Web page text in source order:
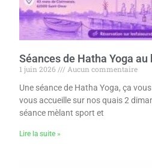
Séances de Hatha Yoga au
1 juin 2026
Aucun commentaire
Une séance de Hatha Yoga, ça
vous accueille sur nos quais 2
séance mèlant sport et
Lire la suite »